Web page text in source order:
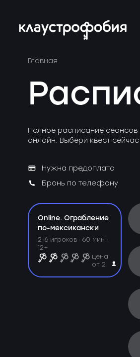
новичкам о квестах
блог
Главная
Полное расписание
онлайн. Выбери квест
Нужна предоплата
Бронь по телефону
Online. Ограбление
по-мексикански
2-6 игроков · 60 мин ·
12+
цена
от 2